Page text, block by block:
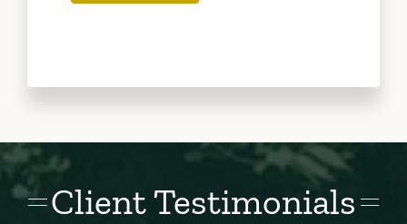
Client Testimonials